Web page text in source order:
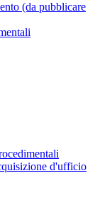
(da pubblicare
d'ufficio